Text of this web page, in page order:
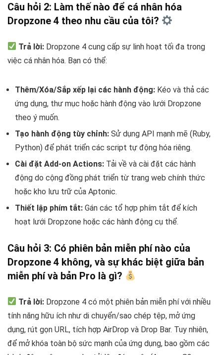
Câu hỏi 2: Làm thế nào để cá nhân hóa
Dropzone 4 theo nhu cầu của tôi?
Trả lời: Dropzone 4 cung cấp sự linh hoạt tối đa trong
việc cá nhân hóa. Bạn có thể:
Thêm/Xóa/Sắp xếp lại các hành động: Kéo và thả các
ứng dụng, thư mục hoặc hành động vào lưới Dropzone
theo ý muốn.
Tạo hành động tùy chỉnh: Sử dụng API mạnh mẽ (Ruby,
Python) để phát triển các script tự động hóa riêng.
Cài đặt Add-on Actions: Tải về và cài đặt các hành
động do cộng đồng phát triển từ trang web chính thức
hoặc kho lưu trữ của Aptonic.
Thiết lập phím tắt: Gán các tổ hợp phím tắt để kích
hoạt lưới Dropzone hoặc các hành động cụ thể.
Câu hỏi 3: Có phiên bản miễn phí nào của
Dropzone 4 không, và sự khác biệt giữa bản
miễn phí và bản Pro là gì?
Trả lời: Dropzone 4 có một phiên bản miễn phí với nhiều
tính năng hữu ích như di chuyển/sao chép tệp, mở ứng
dụng, rút gọn URL, tích hợp AirDrop và Drop Bar. Tuy nhiên,
để mở khóa toàn bộ sức mạnh của ứng dụng, bao gồm các